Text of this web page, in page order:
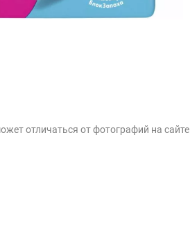
отличаться от фотографий на сайте